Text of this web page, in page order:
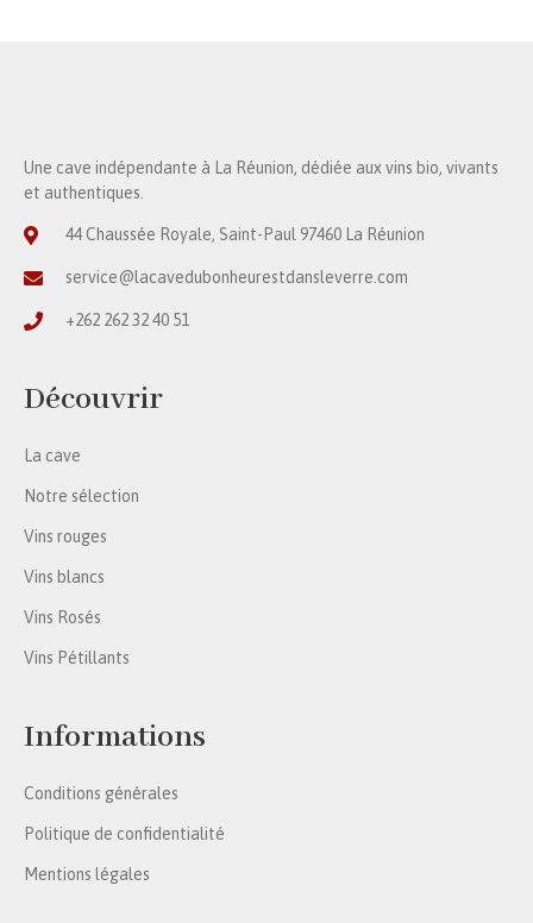
Une cave indépendante à La Réunion, dédiée aux vins bio, vivants
et authentiques.
44 Chaussée Royale, Saint-Paul 97460 La Réunion
service@lacavedubonheurestdansleverre.com
+262 262 32 40 51
Découvrir
La cave
Notre sélection
Vins rouges
Vins blancs
Vins Rosés
Vins Pétillants
Informations
Conditions générales
Politique de confidentialité
Mentions légales